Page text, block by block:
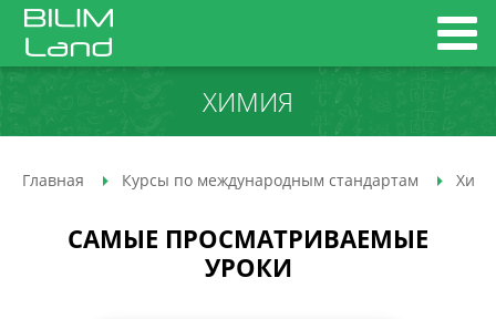
ХИМИЯ
Главная Курсы по международным стандартам
САМЫЕ ПРОСМАТРИВАЕМЫЕ
УРОКИ